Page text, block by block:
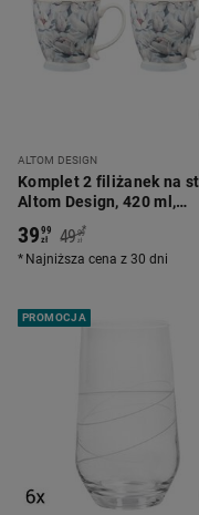
ALTOM DESIGN
Komplet 2 filiżanek na
Altom Design, 420 ml,
magnolia błękit
3999
zł 49 99
zł
*
Najniższa cena z 30 dni
PROMOCJA